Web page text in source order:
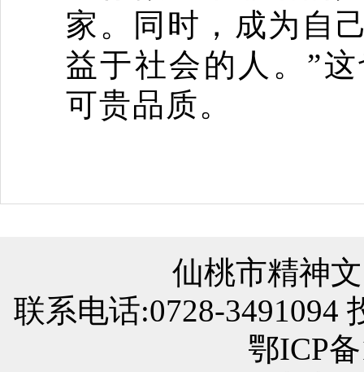
家。同时，成为自
益于社会的人。 ”
可贵品质。
仙桃市精神
联系电话:0728-3491094
鄂ICP